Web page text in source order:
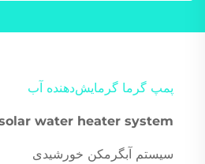
پمپ گرما گرمایش‌دهنده آب
water heater system
سیستم آبگرمکن خورشیدی